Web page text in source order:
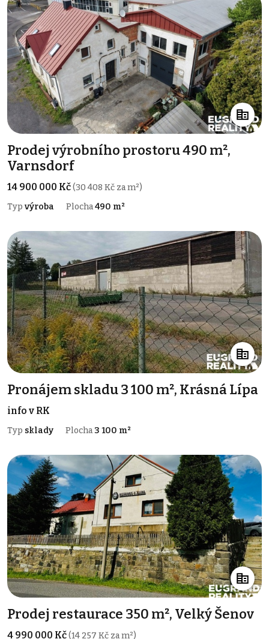
Prodej výrobního prostoru 490 m²,
Varnsdorf
14 900 000 Kč(30 408 Kč za m²)
Typ výroba Plocha490 m²
Pronájem skladu 3 100 m², Krásná Lípa
info v RK
Typ sklady Plocha 3 100 m²
Prodej restaurace 350 m², Velký Šenov
4 990 000 Kč(14 257 Kč za m²)